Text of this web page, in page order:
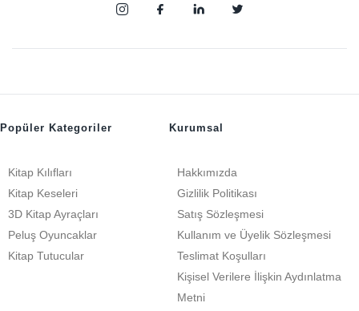
Popüler Kategoriler
Kitap Kılıfları
Kitap Keseleri
3D Kitap Ayraçları
Peluş Oyuncaklar
Kitap Tutucular
Kurumsal
Hakkımızda
Gizlilik Politikası
Satış Sözleşmesi
Kullanım ve Üyelik Sözleşmesi
Teslimat Koşulları
Kişisel Verilere İlişkin Aydınlatma
Metni